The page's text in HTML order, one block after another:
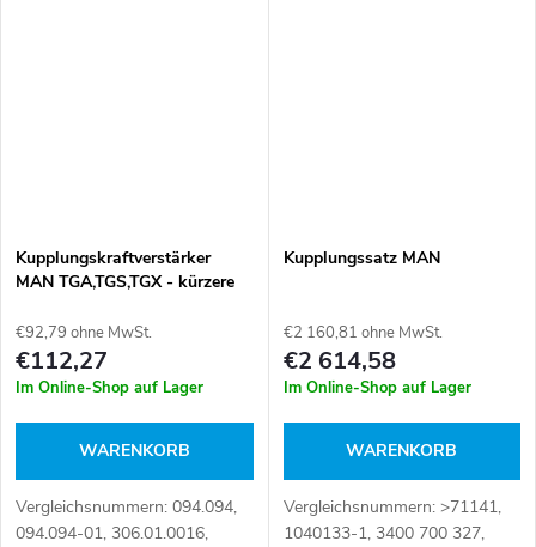
Kupplungskraftverstärker
MAN TGA,TGS,TGX - kürzere
€92,79 ohne MwSt.
€112,27
Im Online-Shop auf Lager
WARENKORB
Vergleichsnummern: 094.094,
094.094-01, 306.01.0016,
Kupplungssatz MAN
€2 160,81 ohne MwSt.
€2 614,58
Im Online-Shop auf Lager
WARENKORB
Vergleichsnummern: >71141,
1040133-1, 3400 700 327,